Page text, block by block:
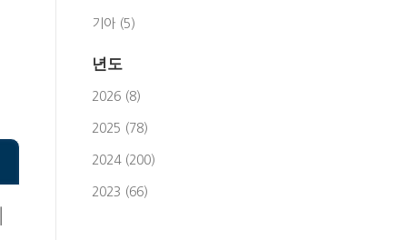
기아 (5)
년도
2026 (8)
2025 (78)
2024 (200)
2023 (66)